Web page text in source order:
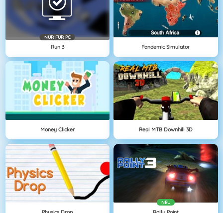
NÜR FÜR PC
Run 3 Pandemic Simulator
Money Clicker Real MTB Downhill 3D
NEU